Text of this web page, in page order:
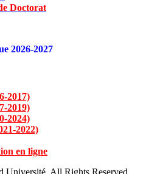
Doctorat
2026-2027
2017)
2019)
2024)
2022)
en ligne
All Rights Reserved.